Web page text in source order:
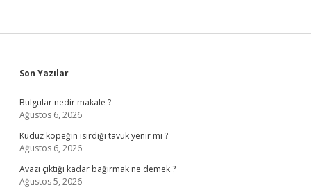
Sidebar
Son Yazılar
Bulgular nedir makale ?
Ağustos 6, 2026
Kuduz köpeğin ısırdığı tavuk yenir mi ?
Ağustos 6, 2026
Avazı çıktığı kadar bağırmak ne demek ?
Ağustos 5, 2026